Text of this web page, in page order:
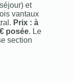
et
vantaux
Prix : à
posée. Le
section